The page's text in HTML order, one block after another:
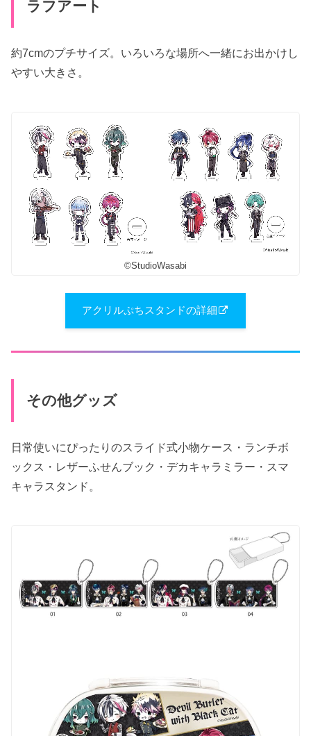
ラフアート
約7cmのプチサイズ。いろいろな場所へ一緒にお出かけし
やすい大きさ。
©StudioWasabi
アクリルぷちスタンドの詳細
その他グッズ
日常使いにぴったりのスライド式小物ケース・ランチボ
ックス・レザーふせんブック・デカキャラミラー・スマ
キャラスタンド。